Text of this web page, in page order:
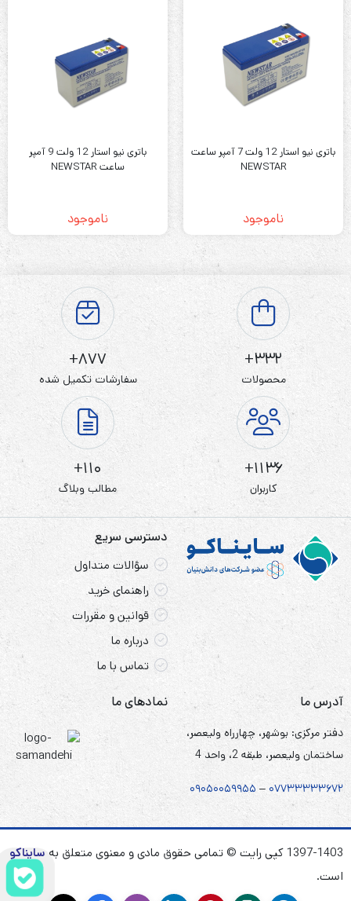
باتری نیو استار 12 ولت 7 آمپر ساعت
NEWSTAR
ناموجود
باتری نیو استار 12 ولت 9 آمپر
ساعت NEWSTAR
ناموجود
332+
محصولات
877+
سفارشات تکمیل شده
1136+
کاربران
110+
مطالب وبلاگ
دسترسی سریع
سؤالات متداول
راهنمای خرید
قوانین و مقررات
درباره ما
تماس با ما
آدرس ما
دفتر مرکزی: بوشهر، چهارراه ولیعصر،
ساختمان ولیعصر، طبقه 2، واحد 4
۰۷۷۳۳۳۳۳۶۷۲ – ۰۹۰۵۰۰۵۹۹۵۵
نمادهای ما
1397-1403 کپی رایت © تمامی حقوق مادی و معنوی متعلق به
سایناکو
است.